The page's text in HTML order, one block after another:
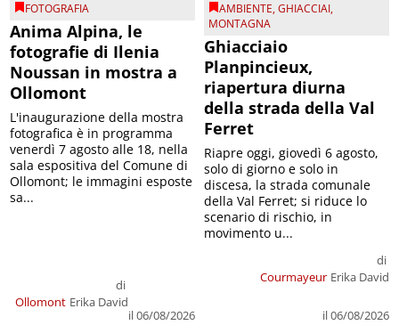
FOTOGRAFIA
Anima Alpina, le
fotografie di Ilenia
Noussan in mostra a
Ollomont
Ollomont
di
Erika David
il 06/08/2026
L'inaugurazione della mostra
fotografica è in programma
venerdì 7 agosto alle 18, nella
sala espositiva del Comune di
Ollomont; le immagini esposte
sa...
AMBIENTE,GHIACCIAI,
MONTAGNA
Ghiacciaio
Planpincieux,
riapertura diurna
della strada della Val
Ferret
Courmayeur
di
Erika David
il 06/08/2026
Riapre oggi, giovedì 6 agosto,
solo di giorno e solo in
discesa, la strada comunale
della Val Ferret; si riduce lo
scenario di rischio, in
movimento u...